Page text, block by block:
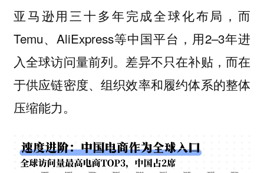
亚马逊用三十多年完成全球化布局，而
Temu、AliExpress等中国平台，用2–3年进
入全球访问量前列。差异不只在补贴，而在
于供应链密度、组织效率和履约体系的整体
压缩能力。